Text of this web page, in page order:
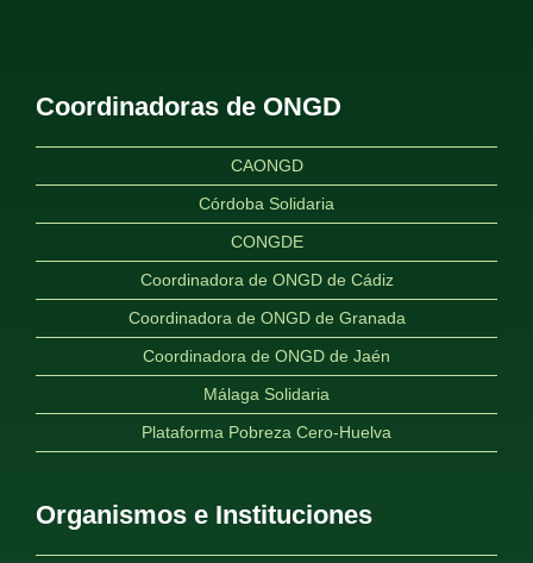
Coordinadoras de ONGD
CAONGD
Córdoba Solidaria
CONGDE
Coordinadora de ONGD de Cádiz
Coordinadora de ONGD de Granada
Coordinadora de ONGD de Jaén
Málaga Solidaria
Plataforma Pobreza Cero-Huelva
Organismos e Instituciones